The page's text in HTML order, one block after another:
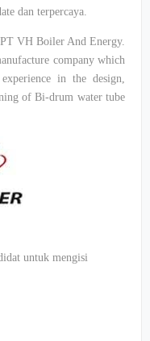
dan terpercaya.
VH Boiler And Energy.
company which
in the design,
of Bi-drum water tube
untuk mengisi